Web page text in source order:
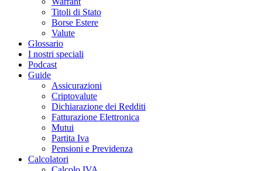
Titoli di Stato
Borse Estere
Valute
Glossario
I nostri speciali
Podcast
Guide
Assicurazioni
Criptovalute
Dichiarazione dei Redditi
Fatturazione Elettronica
Mutui
Partita Iva
Pensioni e Previdenza
Calcolatori